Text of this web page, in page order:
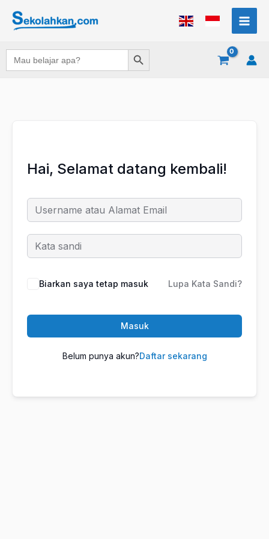
Search
for:
Search Button
Hai, Selamat datang kembali!
Biarkan saya tetap masuk Lupa Kata Sandi?
Masuk
Belum punya akun?Daftar sekarang